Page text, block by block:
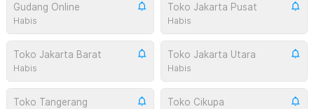
Gudang Online
Habis
Toko Jakarta Pusat
Habis
Toko Jakarta Barat
Habis
Toko Jakarta Utara
Habis
Toko Tangerang Toko Cikupa